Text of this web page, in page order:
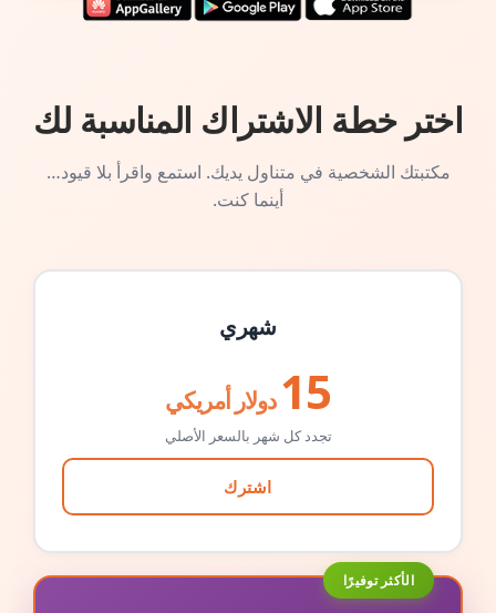
اختر خطة الاشتراك المناسبة لك
مكتبتك الشخصية في متناول يديك. استمع واقرأ بلا قيود…
أينما كنت.
شهري
15 دولار أمريكي
تجدد كل شهر بالسعر الأصلي
اشترك
الأكثر توفيرًا